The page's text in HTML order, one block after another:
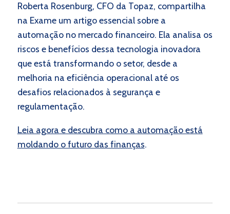
Roberta Rosenburg, CFO da Topaz, compartilha
na Exame um artigo essencial sobre a
automação no mercado financeiro. Ela analisa os
riscos e benefícios dessa tecnologia inovadora
que está transformando o setor, desde a
melhoria na eficiência operacional até os
desafios relacionados à segurança e
regulamentação.
Leia agora e descubra como a automação está
moldando o futuro das finanças.